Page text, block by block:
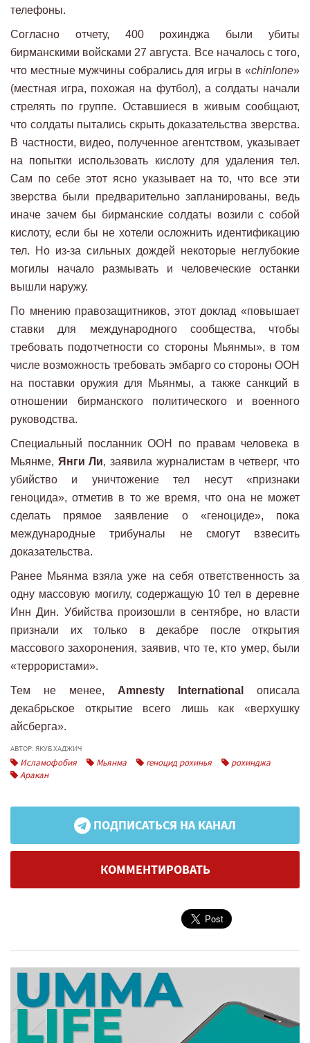
телефоны.
Согласно отчету, 400 рохинджа были убиты
бирманскими войсками 27 августа. Все началось с того,
что местные мужчины собрались для игры в «chinlone»
(местная игра, похожая на футбол), а солдаты начали
стрелять по группе. Оставшиеся в живым сообщают,
что солдаты пытались скрыть доказательства зверства.
В частности, видео, полученное агентством, указывает
на попытки использовать кислоту для удаления тел.
Сам по себе этот ясно указывает на то, что все эти
зверства были предварительно запланированы, ведь
иначе зачем бы бирманские солдаты возили с собой
кислоту, если бы не хотели осложнить идентификацию
тел. Но из-за сильных дождей некоторые неглубокие
могилы начало размывать и человеческие останки
вышли наружу.
По мнению правозащитников, этот доклад «повышает
ставки для международного сообщества, чтобы
требовать подотчетности со стороны Мьянмы», в том
числе возможность требовать эмбарго со стороны ООН
на поставки оружия для Мьянмы, а также санкций в
отношении бирманского политического и военного
руководства.
Специальный посланник ООН по правам человека в
Мьянме, Янги Ли, заявила журналистам в четверг, что
убийство и уничтожение тел несут «признаки
геноцида», отметив в то же время, что она не может
сделать прямое заявление о «геноциде», пока
международные трибуналы не смогут взвесить
доказательства.
Ранее Мьянма взяла уже на себя ответственность за
одну массовую могилу, содержащую 10 тел в деревне
Инн Дин. Убийства произошли в сентябре, но власти
признали их только в декабре после открытия
массового захоронения, заявив, что те, кто умер, были
«террористами».
Тем не менее, Amnesty International
описала
декабрьское открытие всего лишь как «верхушку
айсберга».
АВТОР: ЯКУБ ХАДЖИЧ
Исламофобия Мьянма геноцид рохинья
рохинджа
Аракан
ПОДПИСАТЬСЯ НА КАНАЛ
КОММЕНТИРОВАТЬ